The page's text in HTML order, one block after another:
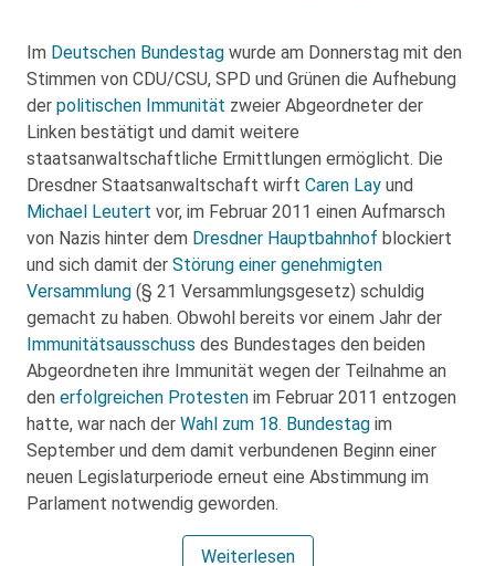
Im Deutschen Bundestag wurde am Donnerstag mit den
Stimmen von CDU/CSU, SPD und Grünen die Aufhebung
der politischen Immunität zweier Abgeordneter der
Linken bestätigt und damit weitere
staatsanwaltschaftliche Ermittlungen ermöglicht. Die
Dresdner Staatsanwaltschaft wirft Caren Lay und
Michael Leutert vor, im Februar 2011 einen Aufmarsch
von Nazis hinter dem Dresdner Hauptbahnhof blockiert
und sich damit der Störung einer genehmigten
Versammlung (§ 21 Versammlungsgesetz) schuldig
gemacht zu haben. Obwohl bereits vor einem Jahr der
Immunitätsausschuss des Bundestages den beiden
Abgeordneten ihre Immunität wegen der Teilnahme an
den erfolgreichen Protesten im Februar 2011 entzogen
hatte, war nach der Wahl zum 18. Bundestag im
September und dem damit verbundenen Beginn einer
neuen Legislaturperiode erneut eine Abstimmung im
Parlament notwendig geworden.
Weiterlesen